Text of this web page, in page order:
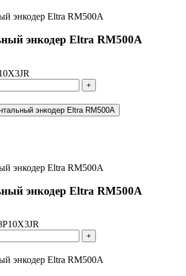
энкодер Eltra RM500A
+
энкодер Eltra RM500A
энкодер Eltra RM500A
+